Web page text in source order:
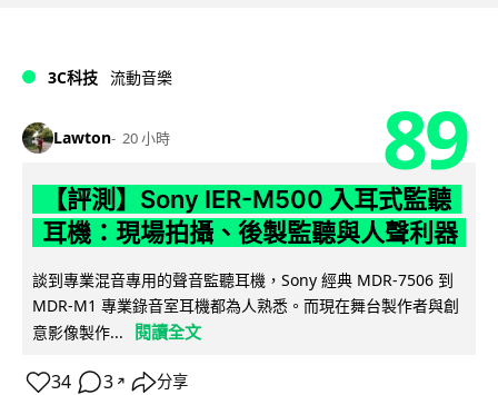
3C科技 流動音樂
Lawton 20 小時 89
【評測】Sony IER-M500 入耳式監聽
耳機：現場拍攝、後製監聽與人聲利器
談到專業混音專用的聲音監聽耳機，Sony 經典 MDR-7506 到
MDR-M1 專業錄音室耳機都為人熟悉。而現在舞台製作者與創
意影像製作...
閱讀全文
34 3 ↗ 分享